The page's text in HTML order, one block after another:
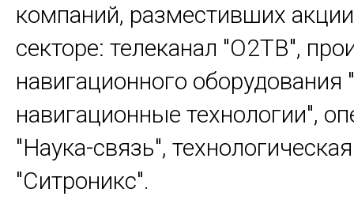
компаний, разместивших
секторе: телеканал "О2ТВ",
навигационного оборудования
навигационные технологии",
"Наука-связь",
"Ситроникс".